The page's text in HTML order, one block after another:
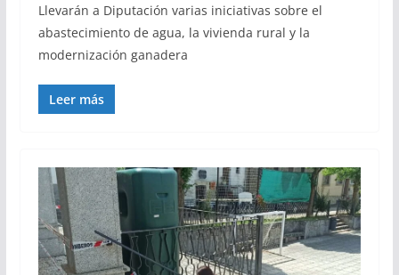
Llevarán a Diputación varias iniciativas sobre el
abastecimiento de agua, la vivienda rural y la
modernización ganadera
Leer más